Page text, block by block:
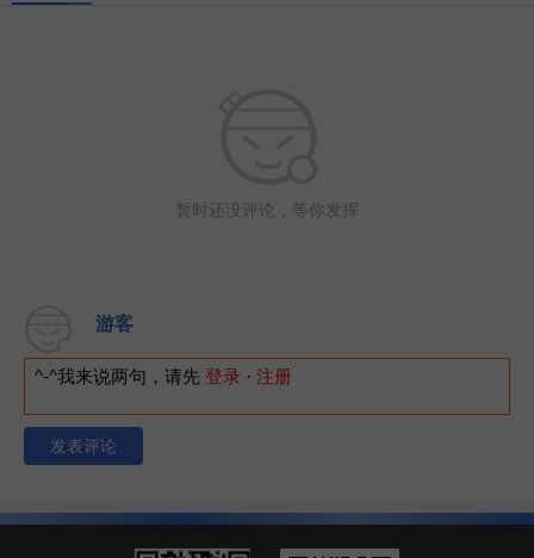
暂时还没评论，等你发挥
游客
^-^我来说两句，请先 登录 · 注册
发表评论